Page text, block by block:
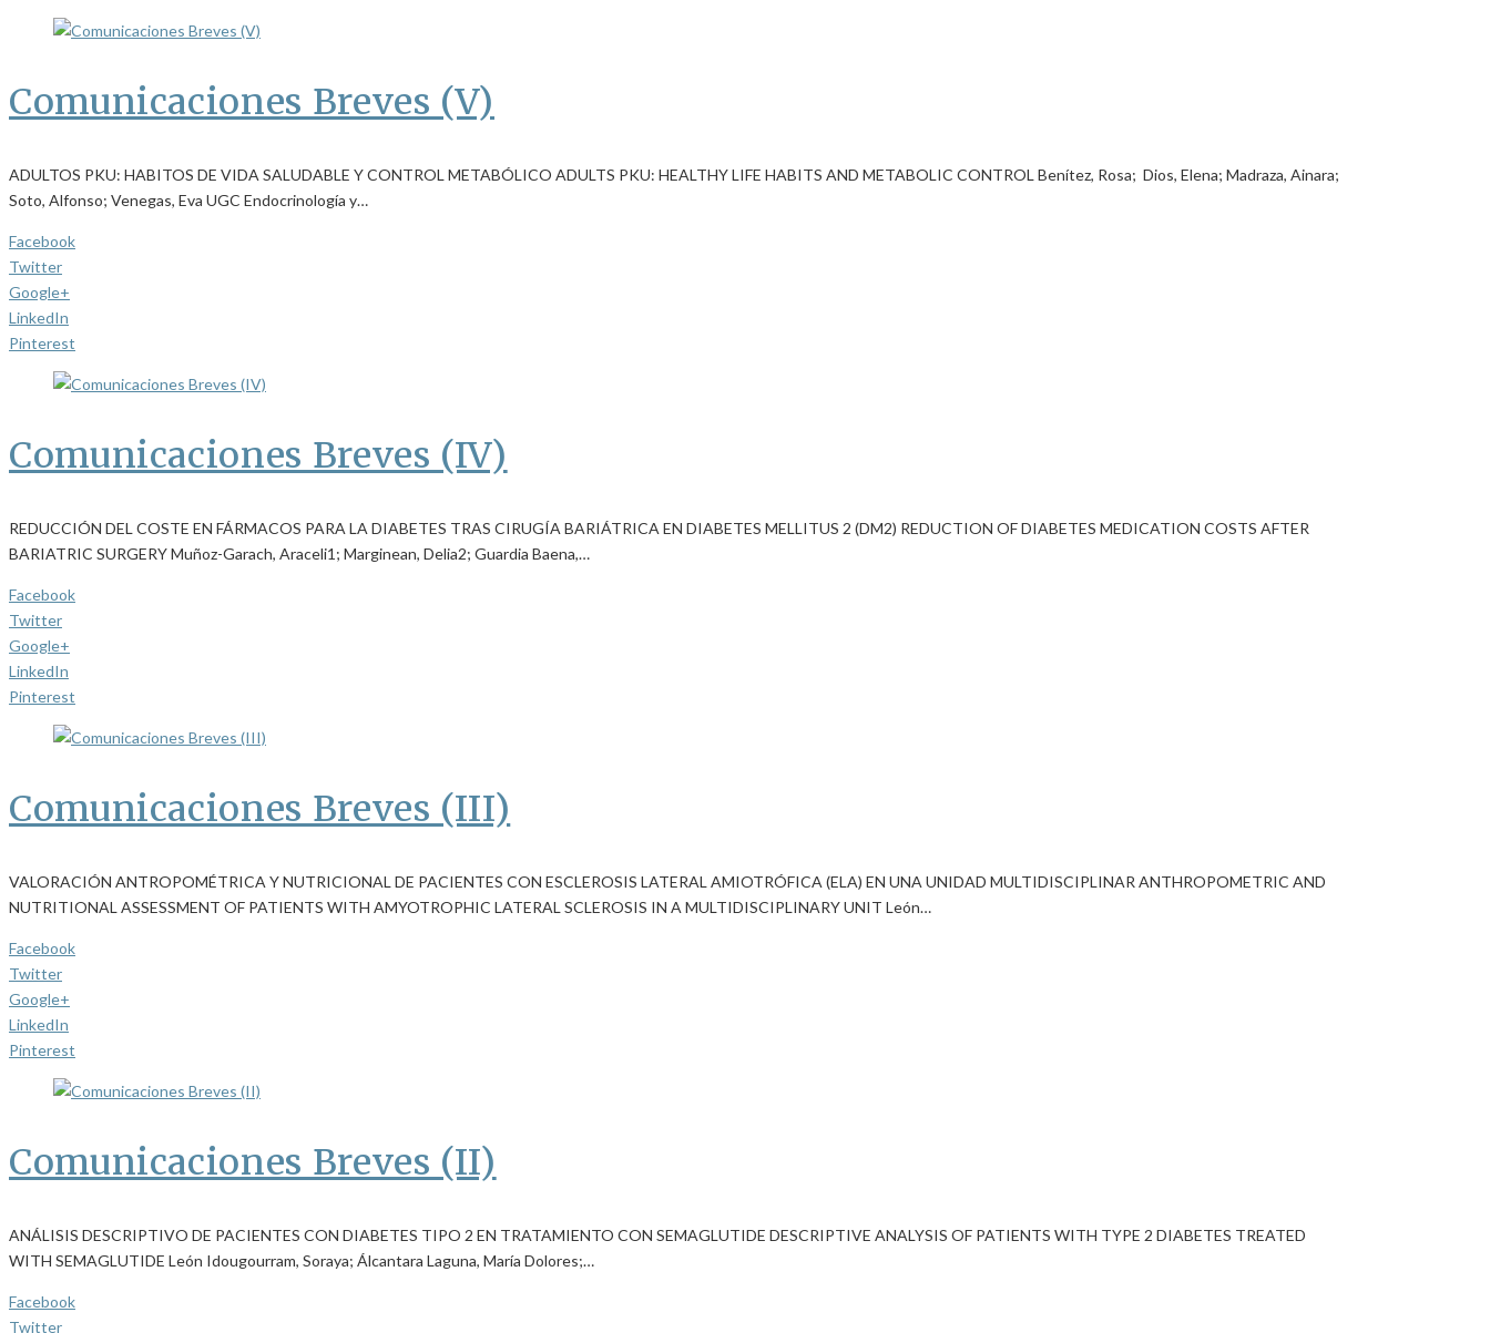
Comunicaciones Breves (V)
ADULTOS PKU: HABITOS DE VIDA SALUDABLE Y CONTROL METABÓLICO ADULTS PKU: HEALTHY LIFE HABITS AND METABOLIC CONTROL Benítez, Rosa; Dios, Elena; Madraza, Ainara;
Soto, Alfonso; Venegas, Eva UGC Endocrinología y…
Facebook
Twitter
Google+
LinkedIn
Pinterest
Comunicaciones Breves (IV)
REDUCCIÓN DEL COSTE EN FÁRMACOS PARA LA DIABETES TRAS CIRUGÍA BARIÁTRICA EN DIABETES MELLITUS 2 (DM2) REDUCTION OF DIABETES MEDICATION COSTS AFTER
BARIATRIC SURGERY Muñoz-Garach, Araceli1; Marginean, Delia2; Guardia Baena,…
Facebook
Twitter
Google+
LinkedIn
Pinterest
Comunicaciones Breves (III)
VALORACIÓN ANTROPOMÉTRICA Y NUTRICIONAL DE PACIENTES CON ESCLEROSIS LATERAL AMIOTRÓFICA (ELA) EN UNA UNIDAD MULTIDISCIPLINAR ANTHROPOMETRIC AND
NUTRITIONAL ASSESSMENT OF PATIENTS WITH AMYOTROPHIC LATERAL SCLEROSIS IN A MULTIDISCIPLINARY UNIT León…
Facebook
Twitter
Google+
LinkedIn
Pinterest
Comunicaciones Breves (II)
ANÁLISIS DESCRIPTIVO DE PACIENTES CON DIABETES TIPO 2 EN TRATAMIENTO CON SEMAGLUTIDE DESCRIPTIVE ANALYSIS OF PATIENTS WITH TYPE 2 DIABETES TREATED
WITH SEMAGLUTIDE León Idougourram, Soraya; Álcantara Laguna, María Dolores;…
Facebook
Twitter